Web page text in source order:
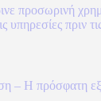
προσωρινή
υπηρεσίες πριν
– Η πρόσφατη